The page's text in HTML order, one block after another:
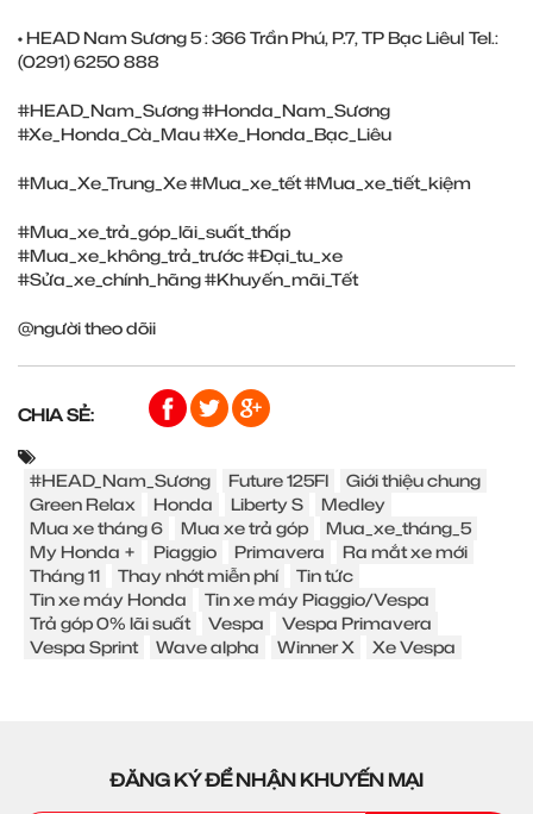
• HEAD Nam Sương 5 : 366 Trần Phú, P.7, TP Bạc Liêu| Tel.:
(0291) ‎6250 888
#HEAD_Nam_Sương#Honda_Nam_Sương
#Xe_Honda_Cà_Mau#Xe_Honda_Bạc_Liêu
#Mua_Xe_Trung_Xe#Mua_xe_tết#Mua_xe_tiết_kiệm
#Mua_xe_trả_góp_lãi_suất_thấp
#Mua_xe_không_trả_trước#Đại_tu_xe
#Sửa_xe_chính_hãng#Khuyến_mãi_Tết
@người theo dõii
CHIA SẺ:
#HEAD_Nam_Sương Future 125FI
Giới thiệu chung
Green Relax
Honda Liberty S
Medley
Mua xe tháng 6
Mua xe trả góp
Mua_xe_tháng_5
My Honda +
Piaggio Primavera
Ra mắt xe mới
Tháng 11
Thay nhớt miễn phí
Tin tức
Tin xe máy Honda
Tin xe máy Piaggio/Vespa
Trả góp 0% lãi suất
Vespa
Vespa Primavera
Vespa Sprint
Wave alpha Winner X Xe Vespa
ĐĂNG KÝ ĐỂ NHẬN KHUYẾN MẠI